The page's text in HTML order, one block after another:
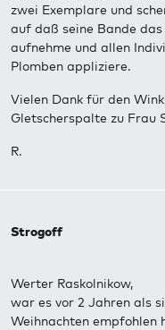
zwei Exemplare und
auf daß seine Bande
aufnehme und allen
Plomben appliziere.
Vielen Dank für den
Gletscherspalte zu Frau
R.
Strogoff
Werter Raskolnikow,
war es vor 2 Jahren als
Weihnachten empfohlen